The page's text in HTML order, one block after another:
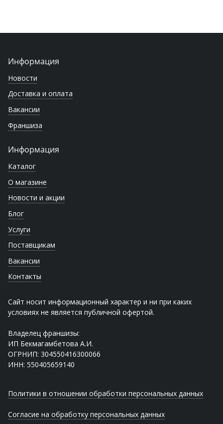
Информация
Новости
Доставка и оплата
Вакансии
Франшиза
Информация
Каталог
О магазине
Новости и акции
Блог
Услуги
Поставщикам
Вакансии
Контакты
Сайт носит информационный характер и ни при каких
условиях не является публичной офертой.
Владелец франшизы:
ИП Бекмагамбетова А.И.
ОГРНИП: 304550416300066
ИНН: 550405659140
Политики в отношении обработки персональных данных
Согласие на обработку персональных данных